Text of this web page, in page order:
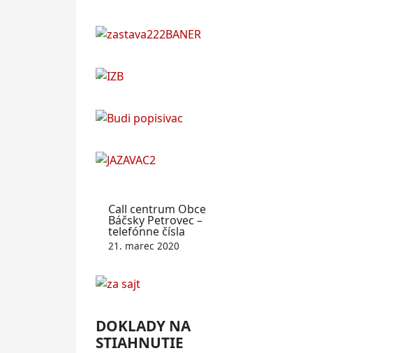
Call centrum Obce
Báčsky Petrovec –
telefónne čísla
21. marec 2020
DOKLADY NA
STIAHNUTIE